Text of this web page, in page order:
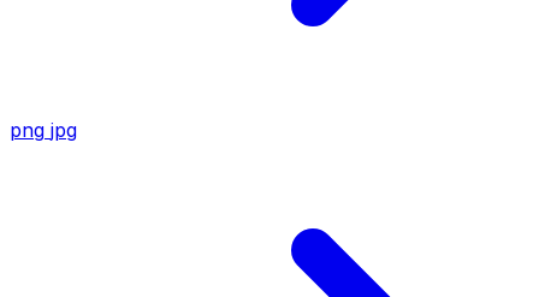
png jpg